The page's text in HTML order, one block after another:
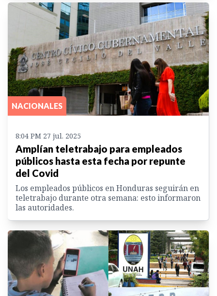
NACIONALES
8:04 PM 27 jul. 2025
Amplían teletrabajo para empleados
públicos hasta esta fecha por repunte
del Covid
Los empleados públicos en Honduras seguirán en
teletrabajo durante otra semana: esto informaron
las autoridades.